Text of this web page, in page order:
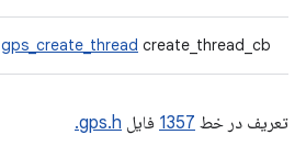
gps_create_thread create_thread_cb
تعریف در خط 1357 فایل gps.h.